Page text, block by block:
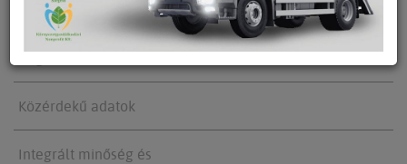
Cégünk alapadatai
Közérdekű adatok
Integrált minőség és